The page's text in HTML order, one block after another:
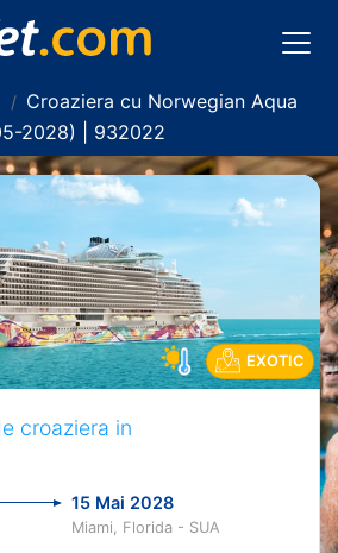
Croaziera cu Norwegian Aqua
2028) | 932022
EXOTIC
croaziera in
15 Mai 2028
Miami, Florida - SUA